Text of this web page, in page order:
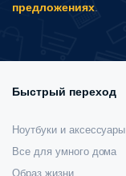
предложениях.
Быстрый переход
Ноутбуки и аксессуары
Все для умного дома
Образ жизни